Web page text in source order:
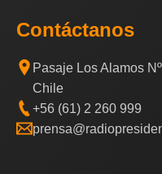
Contáctanos
Pasaje Los Alamos
Chile
+56 (61) 2 260 999